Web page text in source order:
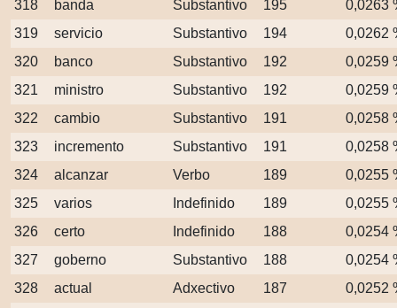
318 banda Substantivo 195
0,0263
319
servicio Substantivo 194
0,0262
320
banco Substantivo 192
0,0259
321
ministro Substantivo 192
0,0259
322
cambio Substantivo 191
0,0258
323
incremento Substantivo 191
0,0258
324
alcanzar Verbo 189
0,0255
325
varios Indefinido 189
0,0255
326
certo Indefinido 188
0,0254
327
goberno Substantivo 188
0,0254
328
actual Adxectivo 187
0,0252